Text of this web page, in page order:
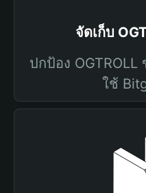
จัดเก็บ
ปกป้อง
ใช้